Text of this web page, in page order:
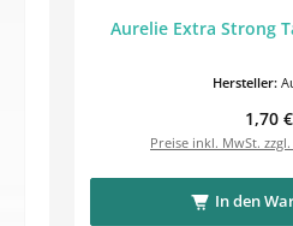
Aurelie Extra Strong
Hersteller:
1,70 €
Preise inkl. MwSt.
In den